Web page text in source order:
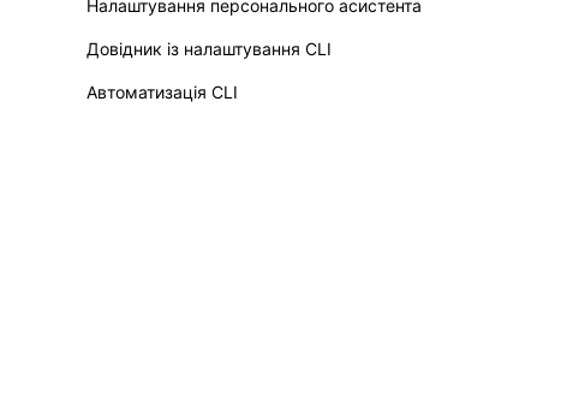
Налаштування персонального асистента
Довідник із налаштування CLI
Автоматизація CLI